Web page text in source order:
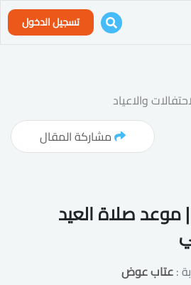
تسجيل الدخول
والاعياد
مشاركة المقال
عيد الفطر 2025 | موعد صلاة العيد
:عتاب عوض